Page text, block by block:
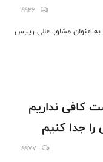
19926
عنوان مشاور عالی رییس
کافی نداریم
جدا کنیم
19977